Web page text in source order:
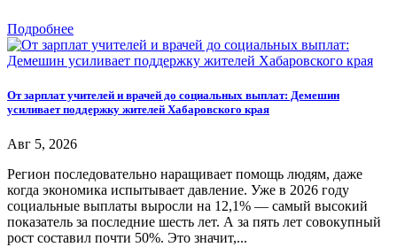
Подробнее
От зарплат учителей и врачей до социальных выплат: Демешин
усиливает поддержку жителей Хабаровского края
Авг 5, 2026
Регион последовательно наращивает помощь людям, даже
когда экономика испытывает давление. Уже в 2026 году
социальные выплаты выросли на 12,1% — самый высокий
показатель за последние шесть лет. А за пять лет совокупный
рост составил почти 50%. Это значит,...